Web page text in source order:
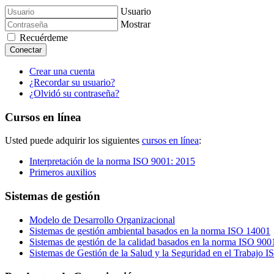
Usuario
Mostrar
Recuérdeme
Conectar
Crear una cuenta
¿Recordar su usuario?
¿Olvidó su contraseña?
Cursos en línea
Usted puede adquirir los siguientes cursos en línea:
Interpretación de la norma ISO 9001: 2015
Primeros auxilios
Sistemas de gestión
Modelo de Desarrollo Organizacional
Sistemas de gestión ambiental basados en la norma ISO 14001
Sistemas de gestión de la calidad basados en la norma ISO
Sistemas de Gestión de la Salud y la Seguridad en el Trabajo